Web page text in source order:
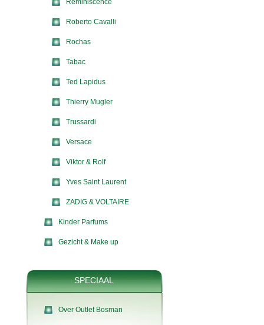
Reminiscence
Roberto Cavalli
Rochas
Tabac
Ted Lapidus
Thierry Mugler
Trussardi
Versace
Viktor & Rolf
Yves Saint Laurent
ZADIG & VOLTAIRE
Kinder Parfums
Gezicht & Make up
SPECIAAL
Over Outlet Bosman